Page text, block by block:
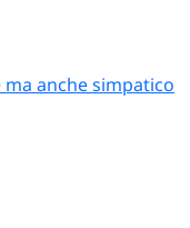
anche simpatico